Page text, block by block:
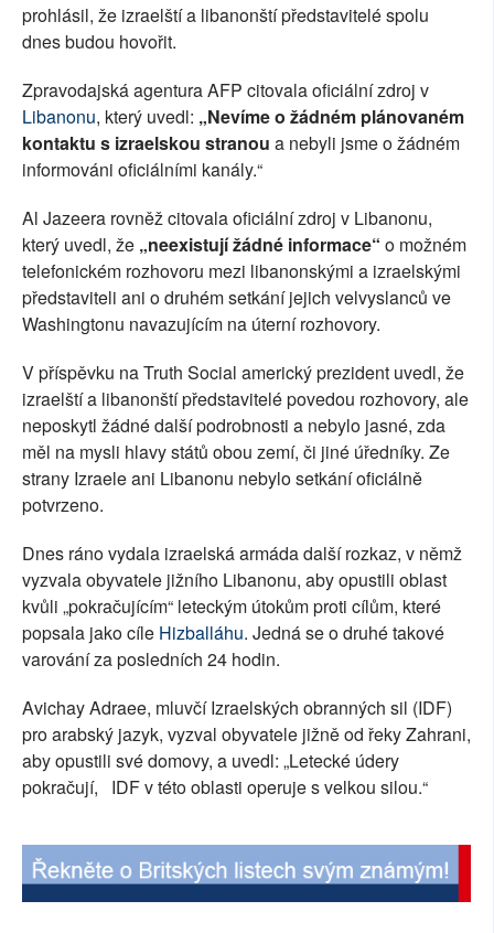
prohlásil, že izraelští a libanonští představitelé spolu
dnes budou hovořit.
Zpravodajská agentura AFP citovala oficiální zdroj v
Libanonu, který uvedl: „Nevíme o žádném plánovaném
kontaktu s izraelskou stranou a nebyli jsme o žádném
informováni oficiálními kanály.“
Al Jazeera rovněž citovala oficiální zdroj v Libanonu,
který uvedl, že „neexistují žádné informace“ o možném
telefonickém rozhovoru mezi libanonskými a izraelskými
představiteli ani o druhém setkání jejich velvyslanců ve
Washingtonu navazujícím na úterní rozhovory.
V příspěvku na Truth Social americký prezident uvedl, že
izraelští a libanonští představitelé povedou rozhovory, ale
neposkytl žádné další podrobnosti a nebylo jasné, zda
měl na mysli hlavy států obou zemí, či jiné úředníky. Ze
strany Izraele ani Libanonu nebylo setkání oficiálně
potvrzeno.
Dnes ráno vydala izraelská armáda další rozkaz, v němž
vyzvala obyvatele jižního Libanonu, aby opustili oblast
kvůli „pokračujícím“ leteckým útokům proti cílům, které
popsala jako cíle Hizballáhu. Jedná se o druhé takové
varování za posledních 24 hodin.
Avichay Adraee, mluvčí Izraelských obranných sil (IDF)
pro arabský jazyk, vyzval obyvatele jižně od řeky Zahrani,
aby opustili své domovy, a uvedl: „Letecké údery
pokračují, IDF v této oblasti operuje s velkou silou.“